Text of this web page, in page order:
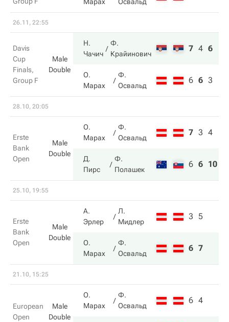
26.11, 22:55
Davis
Cup
Finals,
Group F
Male
Double
Н.
Чачич
Ф.
Крайинович
7 4 6
О.
Марах
Ф.
Освальд
6 6 3
28.10, 20:05
Erste
Bank
Open
Male
Double
О.
Марах
Ф.
Освальд
7 3 4
Д.
Пирс
Ф.
Полашек
6 6 10
25.10, 19:55
Erste
Bank
Open
Male
Double
А.
Эрлер
Л.
Мидлер
3 5
О.
Марах
Ф.
Освальд
6 7
21.10, 15:25
European
Open
Male
Double
О.
Марах
Ф.
Освальд
6 4